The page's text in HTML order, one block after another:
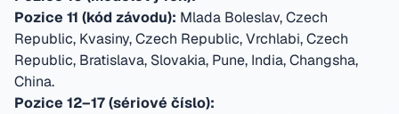
Pozice 11 (kód závodu): Mlada Boleslav, Czech
Republic, Kvasiny, Czech Republic, Vrchlabi, Czech
Republic, Bratislava, Slovakia, Pune, India, Changsha,
China.
Pozice 12–17 (sériové číslo):